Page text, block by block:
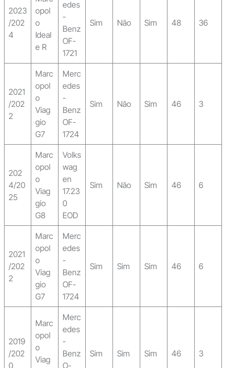
2023
/202
4
opol
o
Ideal
e R
edes
-
Benz
OF-
1721
Sim Não Sim 48 36
2021
/202
2
Marc
opol
o
Viag
gio
G7
Merc
edes
-
Benz
OF-
1724
Sim Não Sim 46 3
202
4/20
25
Marc
opol
o
Viag
gio
G8
Volks
wag
en
17.23
0
EOD
Sim Não Sim 46 6
2021
/202
2
Marc
opol
o
Viag
gio
G7
Merc
edes
-
Benz
OF-
1724
Sim Sim Sim 46 6
2019
/202
0
Marc
opol
o
Viag
Merc
edes
-
Benz
O-
Sim Sim Sim 46 3